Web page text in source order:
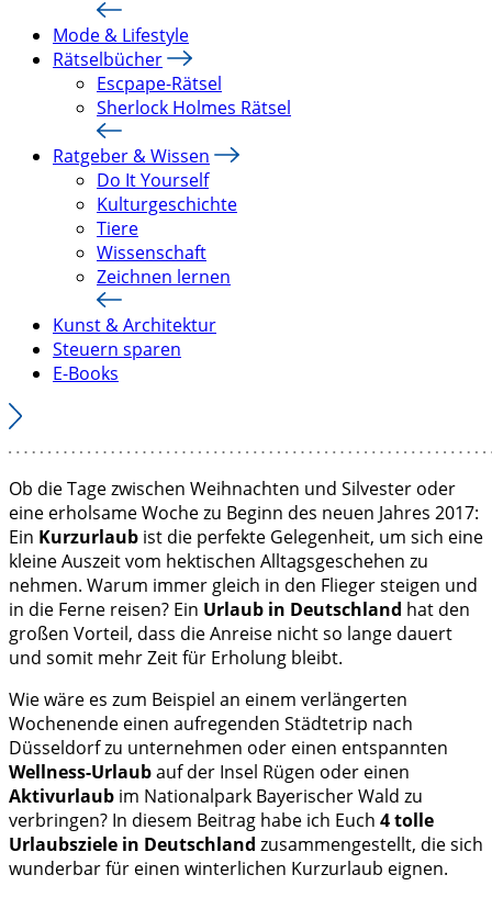
Mode & Lifestyle
Rätselbücher
Escpape-Rätsel
Sherlock Holmes Rätsel
Ratgeber & Wissen
Do It Yourself
Kulturgeschichte
Tiere
Wissenschaft
Zeichnen lernen
Kunst & Architektur
Steuern sparen
E-Books
Ob die Tage zwischen Weihnachten und Silvester oder
eine erholsame Woche zu Beginn des neuen Jahres 2017:
Ein Kurzurlaub ist die perfekte Gelegenheit, um sich eine
kleine Auszeit vom hektischen Alltagsgeschehen zu
nehmen. Warum immer gleich in den Flieger steigen und
in die Ferne reisen? Ein Urlaub in Deutschland hat den
großen Vorteil, dass die Anreise nicht so lange dauert
und somit mehr Zeit für Erholung bleibt.
Wie wäre es zum Beispiel an einem verlängerten
Wochenende einen aufregenden Städtetrip nach
Düsseldorf zu unternehmen oder einen entspannten
Wellness-Urlaubauf der Insel Rügen oder einen
Aktivurlaub im Nationalpark Bayerischer Wald zu
verbringen? In diesem Beitrag habe ich Euch 4 tolle
Urlaubsziele in Deutschland zusammengestellt, die sich
wunderbar für einen winterlichen Kurzurlaub eignen.